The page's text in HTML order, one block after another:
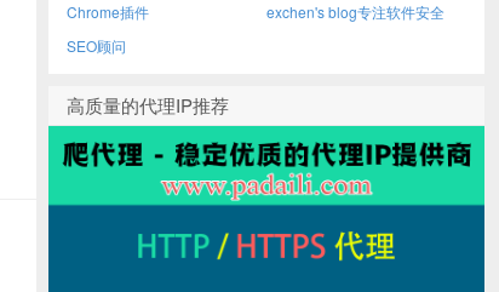
Chrome插件
exchen's blog专注软件安全
SEO顾问
高质量的代理IP推荐